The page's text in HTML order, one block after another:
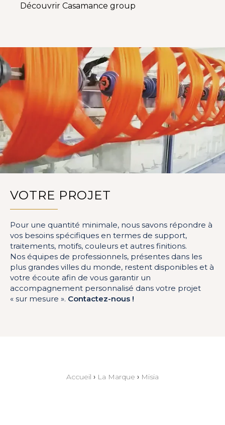
Découvrir Casamance group
VOTRE PROJET
Pour une quantité minimale, nous savons répondre à
vos besoins spécifiques en termes de support,
traitements, motifs, couleurs et autres finitions.
Nos équipes de professionnels, présentes dans les
plus grandes villes du monde, restent disponibles et à
votre écoute afin de vous garantir un
accompagnement personnalisé dans votre projet
« sur mesure ». Contactez-nous !
Accueil › La Marque › Misia